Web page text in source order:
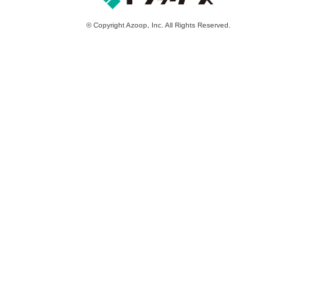
© Copyright Azoop, Inc. All Rights Reserved.